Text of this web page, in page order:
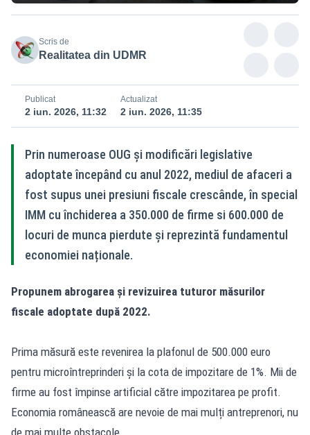
Scris de
Realitatea din UDMR
Publicat
2 iun. 2026, 11:32
Actualizat
2 iun. 2026, 11:35
Prin numeroase OUG și modificări legislative
adoptate începând cu anul 2022, mediul de afaceri a
fost supus unei presiuni fiscale crescânde, în special
IMM cu închiderea a 350.000 de firme si 600.000 de
locuri de munca pierdute și reprezintă fundamentul
economiei naționale.
Propunem abrogarea și revizuirea tuturor măsurilor
fiscale adoptate după 2022.
Prima măsură este revenirea la plafonul de 500.000 euro
pentru microîntreprinderi și la cota de impozitare de 1%. Mii de
firme au fost împinse artificial către impozitarea pe profit.
Economia românească are nevoie de mai mulți antreprenori, nu
de mai multe obstacole.